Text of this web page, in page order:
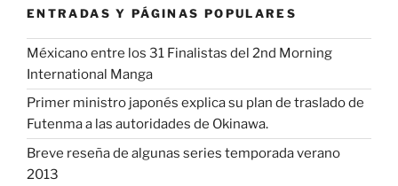
ENTRADAS Y PÁGINAS POPULARES
Méxicano entre los 31 Finalistas del 2nd Morning
International Manga
Primer ministro japonés explica su plan de traslado de
Futenma a las autoridades de Okinawa.
Breve reseña de algunas series temporada verano
2013